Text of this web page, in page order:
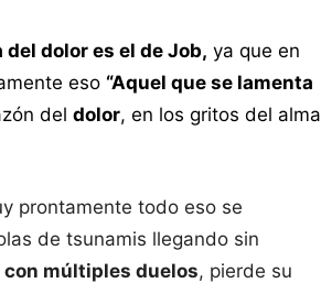
dolor es el de Job, ya que en
eso “Aquel que se lamenta
del dolor, en los gritos del alma
prontamente todo eso se
de tsunamis llegando sin
con múltiples duelos, pierde su